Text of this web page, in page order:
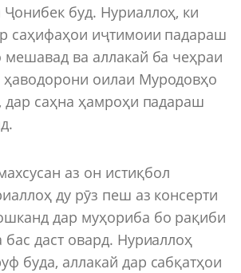
буд. Нуриаллоҳ, ки
саҳифаҳои иҷтимоии падараш
мешавад ва аллакай ба чеҳраи
оилаи Муродовҳо
дар саҳна ҳамроҳи падараш
аз он истиқбол
ду рӯз пеш аз консерти
дар муҳориба бо рақиби
бас даст овард. Нуриаллоҳ
буда, аллакай дар сабқатҳои